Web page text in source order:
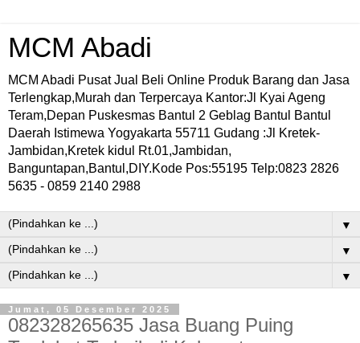
MCM Abadi
MCM Abadi Pusat Jual Beli Online Produk Barang dan Jasa
Terlengkap,Murah dan Terpercaya Kantor:Jl Kyai Ageng
Teram,Depan Puskesmas Bantul 2 Geblag Bantul Bantul
Daerah Istimewa Yogyakarta 55711 Gudang :Jl Kretek-
Jambidan,Kretek kidul Rt.01,Jambidan,
Banguntapan,Bantul,DIY.Kode Pos:55195 Telp:0823 2826
5635 - 0859 2140 2988
▼
▼
▼
Jumat, 05 Desember 2025
082328265635 Jasa Buang Puing